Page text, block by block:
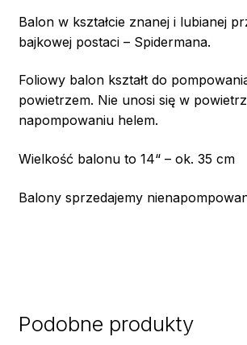
Balon w kształcie znanej i lubianej
bajkowej postaci – Spidermana.
Foliowy balon kształt do
powietrzem. Nie unosi się w
napompowaniu helem.
Wielkość balonu to 14“ – ok. 35 cm
Balony sprzedajemy
Podobne produkty